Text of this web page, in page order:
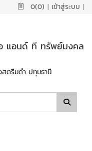
0(0) | เข้าสู่ระบบ |
แอนด์ ที ทรัพย์มงคล
สตรีมดำ ปทุมธานี